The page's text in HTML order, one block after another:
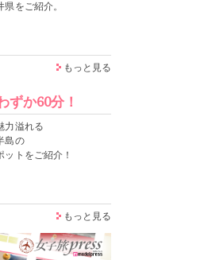
をご紹介。
もっと見る
ずか60分！
力溢れる
島の
ットをご紹介！
もっと見る